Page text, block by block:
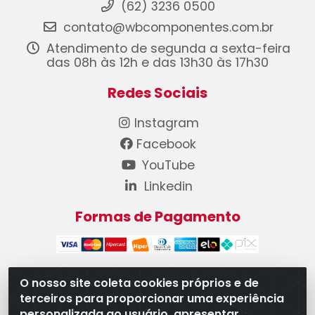
O nosso site coleta cookies próprios e de
terceiros para proporcionar uma experiência
(62) 3236 0500
contato@wbcomponentes.com.br
Atendimento de segunda a sexta-feira
das 08h às 12h e das 13h30 às 17h30
Redes Sociais
Instagram
Facebook
YouTube
Linkedin
Formas de Pagamento
WB Componentes Automotivos LTDA - CNPJ